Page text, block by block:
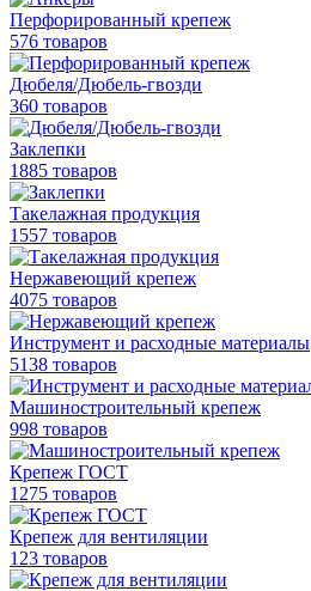
Перфорированный крепеж
576 товаров
Дюбеля/Дюбель-гвозди
360 товаров
Заклепки
1885 товаров
Такелажная продукция
1557 товаров
Нержавеющий крепеж
4075 товаров
Инструмент и расходные материалы
5138 товаров
Машиностроительный крепеж
998 товаров
Крепеж ГОСТ
1275 товаров
Крепеж для вентиляции
123 товаров